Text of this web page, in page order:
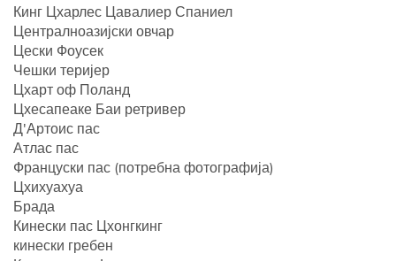
Кинг Цхарлес Цавалиер Спаниел
Централноазијски овчар
Цески Фоусек
Чешки теријер
Цхарт оф Поланд
Цхесапеаке Баи ретривер
Д'Артоис пас
Атлас пас
Француски пас (потребна фотографија)
Цхихуахуа
Брада
Кинески пас Цхонгкинг
кинески гребен